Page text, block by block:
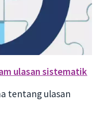
ulasan sistematik
tentang ulasan